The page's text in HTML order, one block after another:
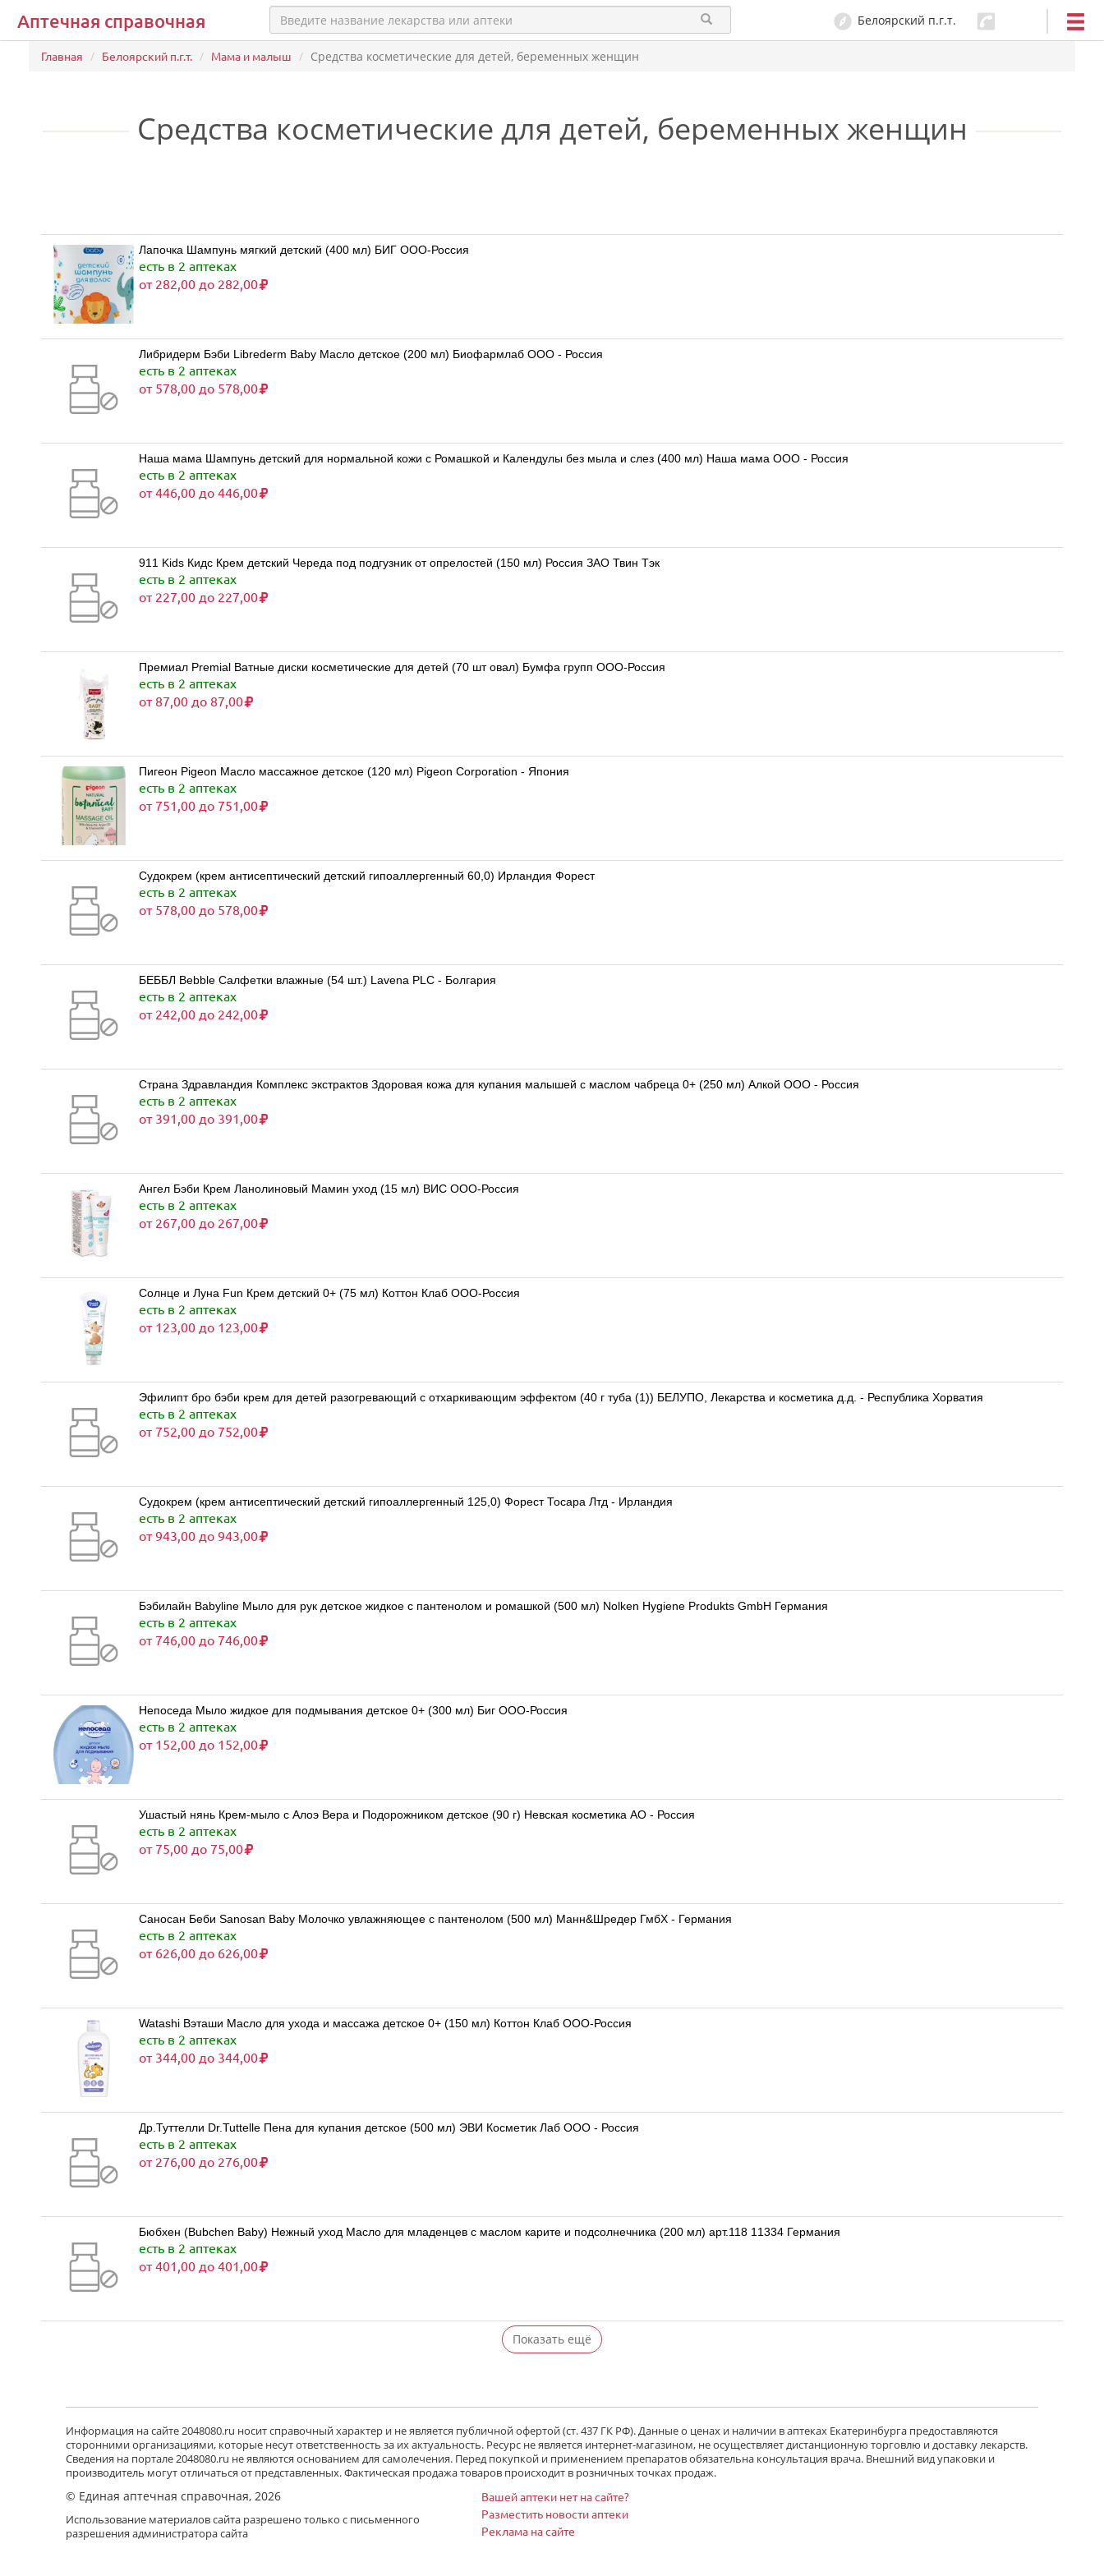
Аптечная справочная Белоярский п.г.т.
Главная Белоярский п.г.т. Мама и малыш Средства косметические для детей, беременных женщин
Средства косметические для детей, беременных женщин
Лапочка Шампунь мягкий детский (400 мл) БИГ ООО-Россия
есть в 2 аптеках
от 282,00 до 282,00
Либридерм Бэби Librederm Baby Масло детское (200 мл) Биофармлаб ООО - Россия
есть в 2 аптеках
от 578,00 до 578,00
Наша мама Шампунь детский для нормальной кожи с Ромашкой и Календулы без мыла и слез (400 мл) Наша мама ООО - Россия
есть в 2 аптеках
от 446,00 до 446,00
911 Kids Кидс Крем детский Череда под подгузник от опрелостей (150 мл) Россия ЗАО Твин Тэк
есть в 2 аптеках
от 227,00 до 227,00
Премиал Premial Ватные диски косметические для детей (70 шт овал) Бумфа групп ООО-Россия
есть в 2 аптеках
от 87,00 до 87,00
Пигеон Pigeon Масло массажное детское (120 мл) Pigeon Corporation - Япония
есть в 2 аптеках
от 751,00 до 751,00
Судокрем (крем антисептический детский гипоаллергенный 60,0) Ирландия Форест
есть в 2 аптеках
от 578,00 до 578,00
БЕББЛ Bebble Салфетки влажные (54 шт.) Lavena PLC - Болгария
есть в 2 аптеках
от 242,00 до 242,00
Страна Здравландия Комплекс экстрактов Здоровая кожа для купания малышей с маслом чабреца 0+ (250 мл) Алкой ООО - Россия
есть в 2 аптеках
от 391,00 до 391,00
Ангел Бэби Крем Ланолиновый Мамин уход (15 мл) ВИС ООО-Россия
есть в 2 аптеках
от 267,00 до 267,00
Солнце и Луна Fun Крем детский 0+ (75 мл) Коттон Клаб ООО-Россия
есть в 2 аптеках
от 123,00 до 123,00
Эфилипт бро бэби крем для детей разогревающий с отхаркивающим эффектом (40 г туба (1)) БЕЛУПО, Лекарства и косметика д.д. - Республика Хорватия
есть в 2 аптеках
от 752,00 до 752,00
Судокрем (крем антисептический детский гипоаллергенный 125,0) Форест Тосара Лтд - Ирландия
есть в 2 аптеках
от 943,00 до 943,00
Бэбилайн Babyline Мыло для рук детское жидкое с пантенолом и ромашкой (500 мл) Nolken Hygiene Produkts GmbH Германия
есть в 2 аптеках
от 746,00 до 746,00
Непоседа Мыло жидкое для подмывания детское 0+ (300 мл) Биг ООО-Россия
есть в 2 аптеках
от 152,00 до 152,00
Ушастый нянь Крем-мыло с Алоэ Вера и Подорожником детское (90 г) Невская косметика АО - Россия
есть в 2 аптеках
от 75,00 до 75,00
Саносан Беби Sanosan Baby Молочко увлажняющее с пантенолом (500 мл) Манн&Шредер ГмбХ - Германия
есть в 2 аптеках
от 626,00 до 626,00
Watashi Вэташи Масло для ухода и массажа детское 0+ (150 мл) Коттон Клаб ООО-Россия
есть в 2 аптеках
от 344,00 до 344,00
Др.Туттелли Dr.Tuttelle Пена для купания детское (500 мл) ЭВИ Косметик Лаб ООО - Россия
есть в 2 аптеках
от 276,00 до 276,00
Бюбхен (Bubchen Baby) Нежный уход Масло для младенцев с маслом карите и подсолнечника (200 мл) арт.118 11334 Германия
есть в 2 аптеках
от 401,00 до 401,00
Показать ещё
Информация на сайте 2048080.ru носит справочный характер и не является публичной офертой (ст. 437 ГК РФ). Данные о ценах и наличии в аптеках Екатеринбурга предоставляются
сторонними организациями, которые несут ответственность за их актуальность. Ресурс не является интернет-магазином, не осуществляет дистанционную торговлю и доставку лекарств.
Сведения на портале 2048080.ru не являются основанием для самолечения. Перед покупкой и применением препаратов обязательна консультация врача. Внешний вид упаковки и
производитель могут отличаться от представленных. Фактическая продажа товаров происходит в розничных точках продаж.
© Единая аптечная справочная, 2026
Использование материалов сайта разрешено только с письменного
разрешения администратора сайта
Вашей аптеки нет на сайте?
Разместить новости аптеки
Реклама на сайте